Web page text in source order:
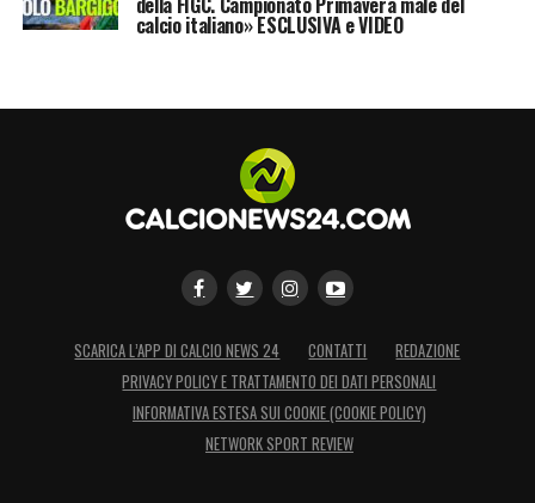
calcio italiano» ESCLUSIVA e VIDEO
SCARICA L’APP DI CALCIO NEWS 24 CONTATTI
REDAZIONE
PRIVACY POLICY E TRATTAMENTO DEI DATI PERSONALI
INFORMATIVA ESTESA SUI COOKIE (COOKIE POLICY)
NETWORK SPORT REVIEW